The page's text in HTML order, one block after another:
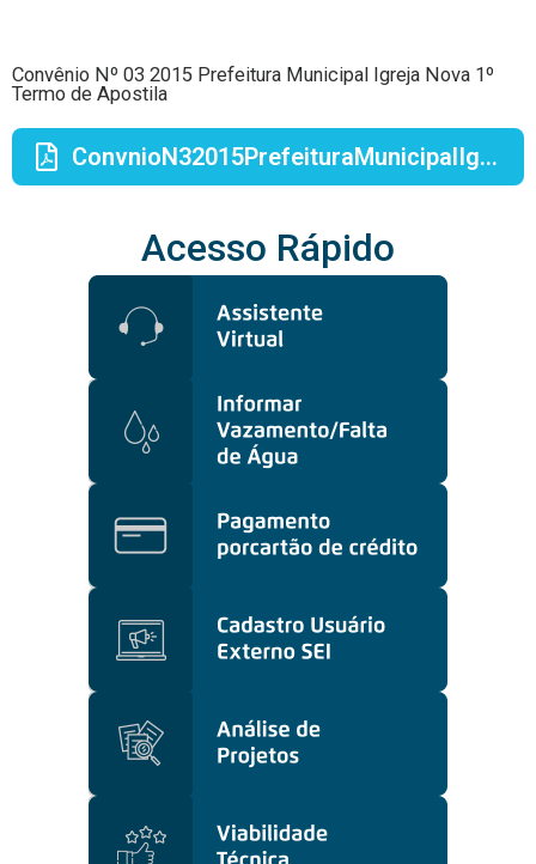
Convênio Nº 03 2015 Prefeitura Municipal Igreja Nova 1º
Termo de Apostila
ConvnioN32015PrefeituraMunicipalIgrejaNova1TermodeApostila1.pdf
Acesso Rápido